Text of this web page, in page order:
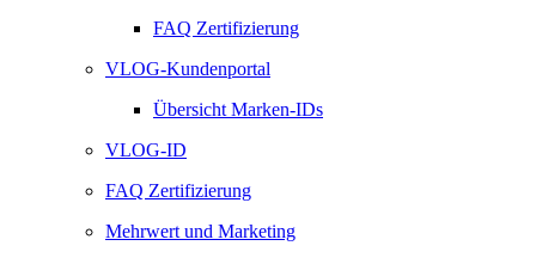
FAQ Zertifizierung
VLOG-Kundenportal
Übersicht Marken-IDs
VLOG-ID
FAQ Zertifizierung
Mehrwert und Marketing